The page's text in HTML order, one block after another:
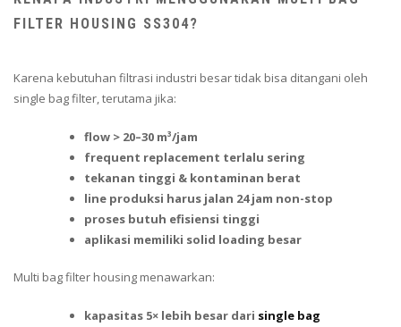
FILTER HOUSING SS304?
Karena kebutuhan filtrasi industri besar tidak bisa ditangani oleh
single bag filter, terutama jika:
flow > 20–30 m³/jam
frequent replacement terlalu sering
tekanan tinggi & kontaminan berat
line produksi harus jalan 24 jam non-stop
proses butuh efisiensi tinggi
aplikasi memiliki solid loading besar
Multi bag filter housing menawarkan:
kapasitas 5× lebih besar dari single bag